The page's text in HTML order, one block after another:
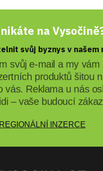
na
svůj byznys v našem
svůj e-mail a my vám
produktů šitou
vás. Reklama u nás
– vaše budoucí
REGIONÁLNÍ INZERCE